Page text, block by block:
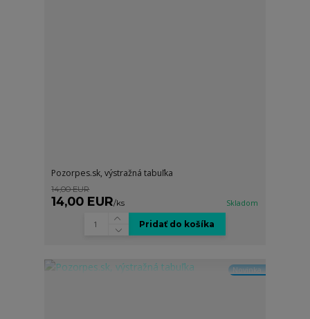
Pozorpes.sk, výstražná tabuľka
14,00 EUR
14,00 EUR/ks Skladom
Pridať do košíka
Novinka